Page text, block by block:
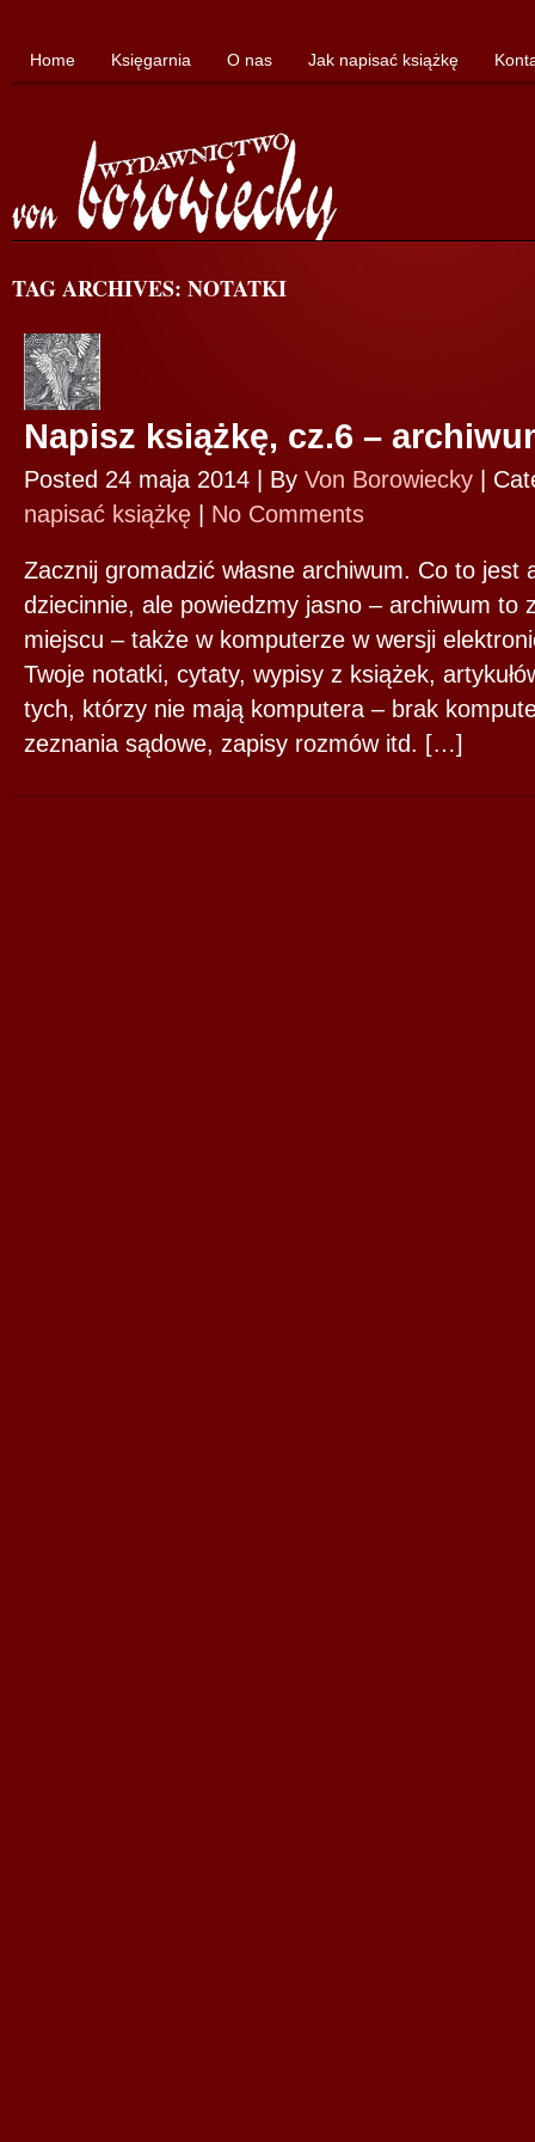
Home Księgarnia O nas Jak napisać książkę
TAG ARCHIVES: NOTATKI
Napisz książkę, cz.6 –
Posted 24 maja 2014 | By Von Borowiecky
napisać książkę
No Comments
Zacznij gromadzić własne archiwum. Co to jest
dziecinnie, ale powiedzmy jasno – archiwum to
miejscu – także w komputerze w wersji
Twoje notatki, cytaty, wypisy z książek,
tych, którzy nie mają komputera – brak
zeznania sądowe, zapisy rozmów itd. […]